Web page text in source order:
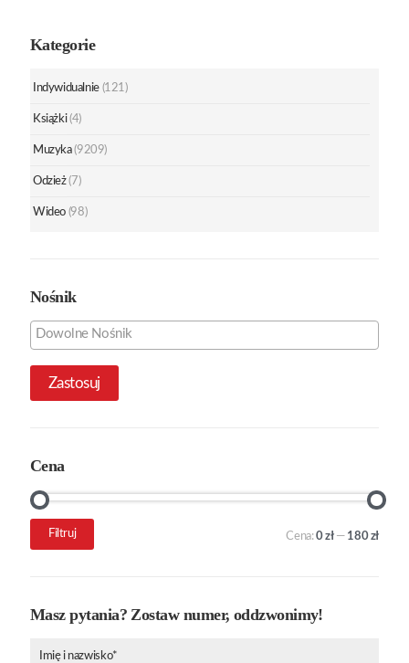
Kategorie
Indywidualnie (121)
Książki (4)
Muzyka (9209)
Odzież (7)
Wideo (98)
Nośnik
Zastosuj
Cena
Cena
Cena
Filtruj Cena:0 zł— 180 zł
Masz pytania? Zostaw numer, oddzwonimy!
Imię i nazwisko*